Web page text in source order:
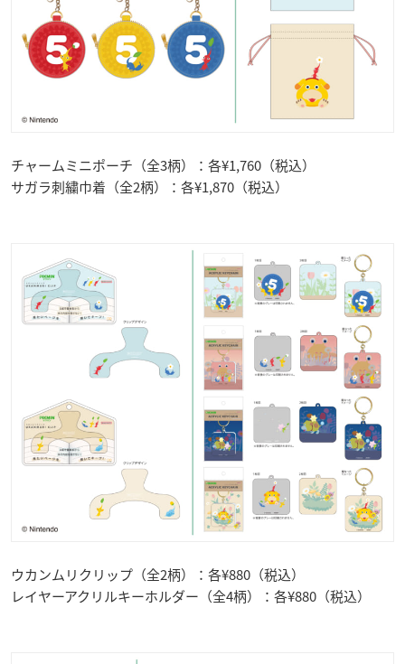
チャームミニポーチ（全3柄）：各¥1,760（税込）
サガラ刺繍巾着（全2柄）：各¥1,870（税込）
ウカンムリクリップ（全2柄）：各¥880（税込）
レイヤーアクリルキーホルダー（全4柄）：各¥880（税込）